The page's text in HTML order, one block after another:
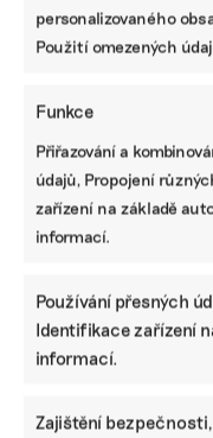
personalizovaného
Použití omezených
Funkce
Přiřazování a
údajů, Propojení
zařízení na základě
informací.
Používání přesných
Identifikace zařízení
informací.
Zajištění
projektů dávno
společnosti dává
významně
Ratingové
informace o
mají stejné
jednotná metodika
Změníme-li optiku
projekty s
banky a investoři
bondů.